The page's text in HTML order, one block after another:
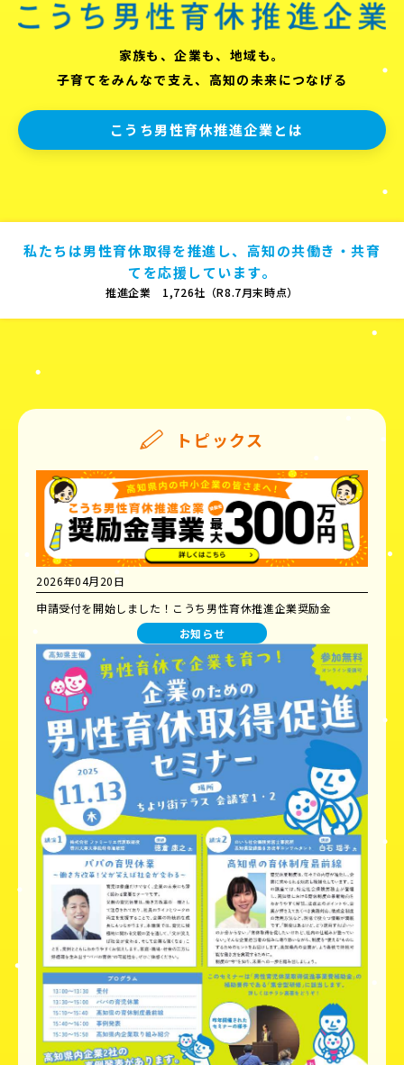
家族も、企業も、地域も。
子育てをみんなで支え、高知の未来につなげる
こうち男性育休推進企業とは
私たちは男性育休取得を推進し、高知の共働き・共育
てを応援しています。
推進企業 1,726社（R8.7月末時点）
トピックス
2026年04月20日
申請受付を開始しました！こうち男性育休推進企業奨励金
お知らせ